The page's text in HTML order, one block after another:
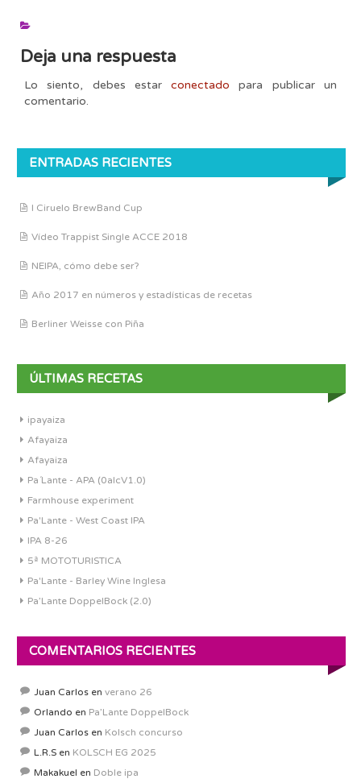
Deja una respuesta
Lo siento, debes estarconectado para publicar un
comentario.
ENTRADAS RECIENTES
I Ciruelo BrewBand Cup
Vídeo Trappist Single ACCE 2018
NEIPA, cómo debe ser?
Año 2017 en números y estadísticas de recetas
Berliner Weisse con Piña
ÚLTIMAS RECETAS
ipayaiza
Afayaiza
Afayaiza
Pa´Lante - APA (0alcV1.0)
Farmhouse experiment
Pa'Lante - West Coast IPA
IPA 8-26
5ª MOTOTURISTICA
Pa'Lante - Barley Wine Inglesa
Pa’Lante DoppelBock (2.0)
COMENTARIOS RECIENTES
Juan Carlos en verano 26
Orlando en Pa’Lante DoppelBock
Juan Carlos en Kolsch concurso
L.R.S en KOLSCH EG 2025
Makakuel en Doble ipa